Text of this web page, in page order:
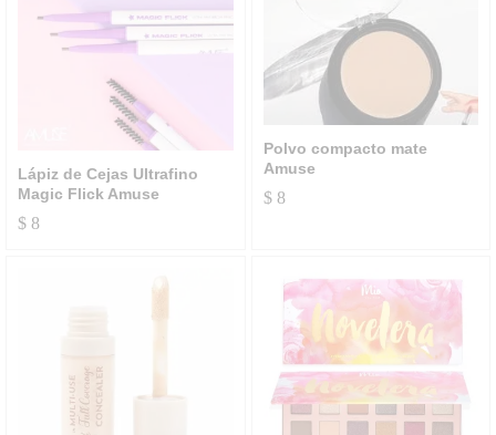
Lápiz de Cejas Ultrafino
Magic Flick Amuse
$ 8
Polvo compacto mate
Amuse
$8